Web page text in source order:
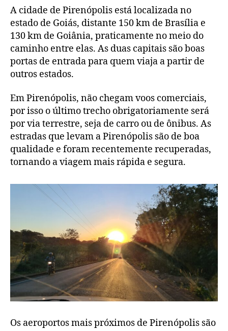
A cidade de Pirenópolis está localizada no
estado de Goiás, distante 150 km de Brasília e
130 km de Goiânia, praticamente no meio do
caminho entre elas. As duas capitais são boas
portas de entrada para quem viaja a partir de
outros estados.
Em Pirenópolis, não chegam voos comerciais,
por isso o último trecho obrigatoriamente será
por via terrestre, seja de carro ou de ônibus. As
estradas que levam a Pirenópolis são de boa
qualidade e foram recentemente recuperadas,
tornando a viagem mais rápida e segura.
Os aeroportos mais próximos de Pirenópolis são